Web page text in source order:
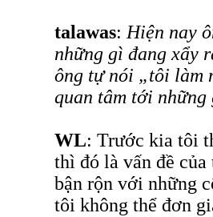
talawas: Hiện nay
những gì đang xẩy
ông tự nói „tôi làm
quan tâm tới
WL: Trước kia tôi
thì đó là vấn đề
bận rộn với những
tôi không thể đơn